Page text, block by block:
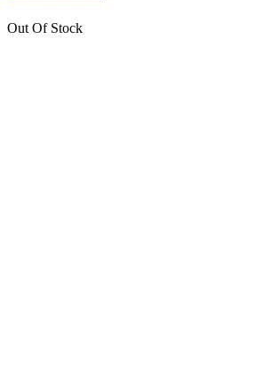
Out Of Stock